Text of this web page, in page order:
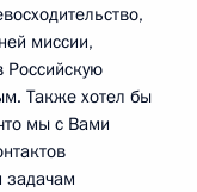
миссии,
Российскую
Также хотел бы
мы с Вами
задачам